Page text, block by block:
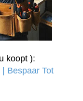
koopt ):
Bespaar Tot